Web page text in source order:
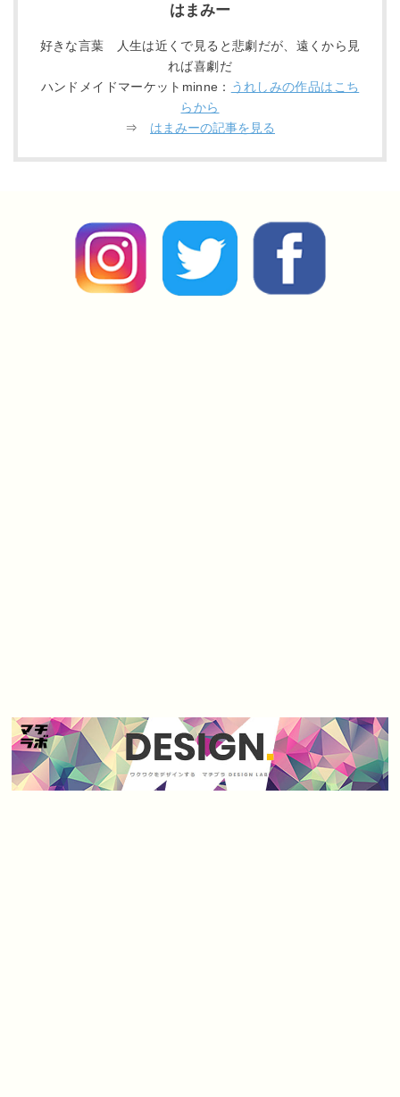
はまみー
好きな言葉 人生は近くで見ると悲劇だが、遠くから見
れば喜劇だ
ハンドメイドマーケットminne： うれしみの作品はこち
らから
⇒ はまみーの記事を見る